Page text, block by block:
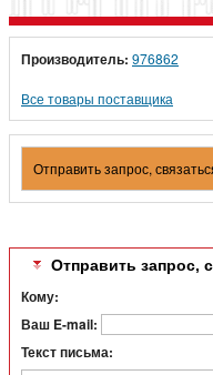
Производитель: 976862
Все товары поставщика
Отправить запрос,
Отправить запрос,
Кому:
Ваш E-mail:
Текст письма: